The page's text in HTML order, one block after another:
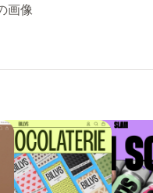
画像